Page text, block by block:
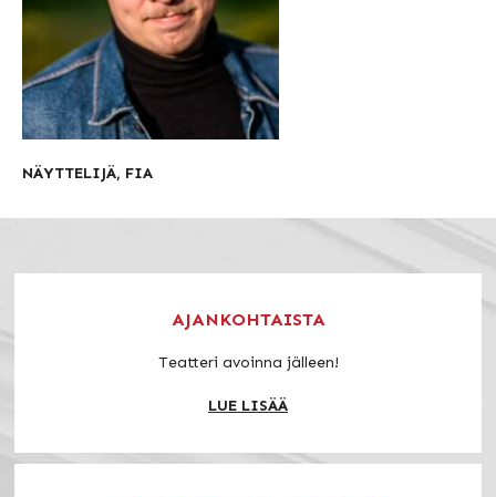
NÄYTTELIJÄ, FIA
AJANKOHTAISTA
Teatteri avoinna jälleen!
LUE LISÄÄ